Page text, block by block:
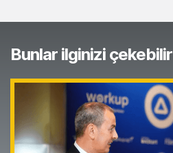
Bunlar ilginizi çekebilir